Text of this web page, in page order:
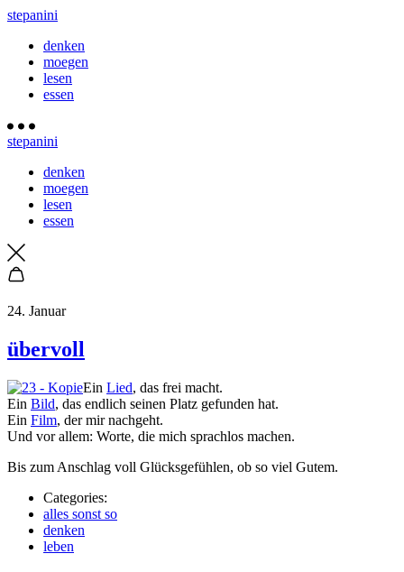
stepanini
denken
moegen
lesen
essen
stepanini
denken
moegen
lesen
essen
24. Januar
übervoll
Ein Lied, das frei macht.
Ein Bild, das endlich seinen Platz gefunden hat.
Ein Film, der mir nachgeht.
Und vor allem: Worte, die mich sprachlos machen.
Bis zum Anschlag voll Glücksgefühlen, ob so viel Gutem.
Categories:
alles sonst so
denken
leben